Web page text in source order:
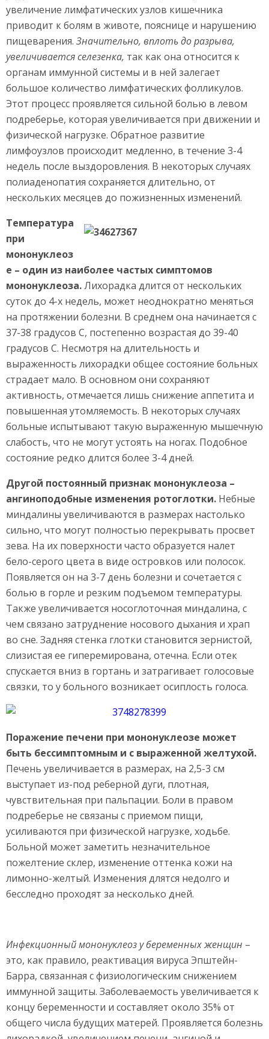
увеличение лимфатических узлов кишечника
приводит к болям в животе, пояснице и нарушению
пищеварения. Значительно, вплоть до разрыва,
увеличивается селезенка, так как она относится к
органам иммунной системы и в ней залегает
большое количество лимфатических фолликулов.
Этот процесс проявляется сильной болью в левом
подреберье, которая увеличивается при движении и
физической нагрузке. Обратное развитие
лимфоузлов происходит медленно, в течение 3-4
недель после выздоровления. В некоторых случаях
полиаденопатия сохраняется длительно, от
нескольких месяцев до пожизненных изменений.
Температура
при
мононуклеоз
е – один из наиболее частых симптомов
мононуклеоза.Лихорадка длится от нескольких
суток до 4-х недель, может неоднократно меняться
на протяжении болезни. В среднем она начинается с
37-38 градусов С, постепенно возрастая до 39-40
градусов С. Несмотря на длительность и
выраженность лихорадки общее состояние больных
страдает мало. В основном они сохраняют
активность, отмечается лишь снижение аппетита и
повышенная утомляемость. В некоторых случаях
больные испытывают такую выраженную мышечную
слабость, что не могут устоять на ногах. Подобное
состояние редко длится более 3-4 дней.
Другой постоянный признак мононуклеоза –
ангиноподобные изменения ротоглотки. Небные
миндалины увеличиваются в размерах настолько
сильно, что могут полностью перекрывать просвет
зева. На их поверхности часто образуется налет
бело-серого цвета в виде островков или полосок.
Появляется он на 3-7 день болезни и сочетается с
болью в горле и резким подъемом температуры.
Также увеличивается носоглоточная миндалина, с
чем связано затруднение носового дыхания и храп
во сне. Задняя стенка глотки становится зернистой,
слизистая ее гиперемирована, отечна. Если отек
спускается вниз в гортань и затрагивает голосовые
связки, то у больного возникает осиплость голоса.
Поражение печени при мононуклеозе может
быть бессимптомным и с выраженной желтухой.
Печень увеличивается в размерах, на 2,5-3 см
выступает из-под реберной дуги, плотная,
чувствительная при пальпации. Боли в правом
подреберье не связаны с приемом пищи,
усиливаются при физической нагрузке, ходьбе.
Больной может заметить незначительное
пожелтение склер, изменение оттенка кожи на
лимонно-желтый. Изменения длятся недолго и
бесследно проходят за несколько дней.
Инфекционный мононуклеоз у беременных женщин –
это, как правило, реактивация вируса Эпштейн-
Барра, связанная с физиологическим снижением
иммунной защиты. Заболеваемость увеличивается к
концу беременности и составляет около 35% от
общего числа будущих матерей. Проявляется болезнь